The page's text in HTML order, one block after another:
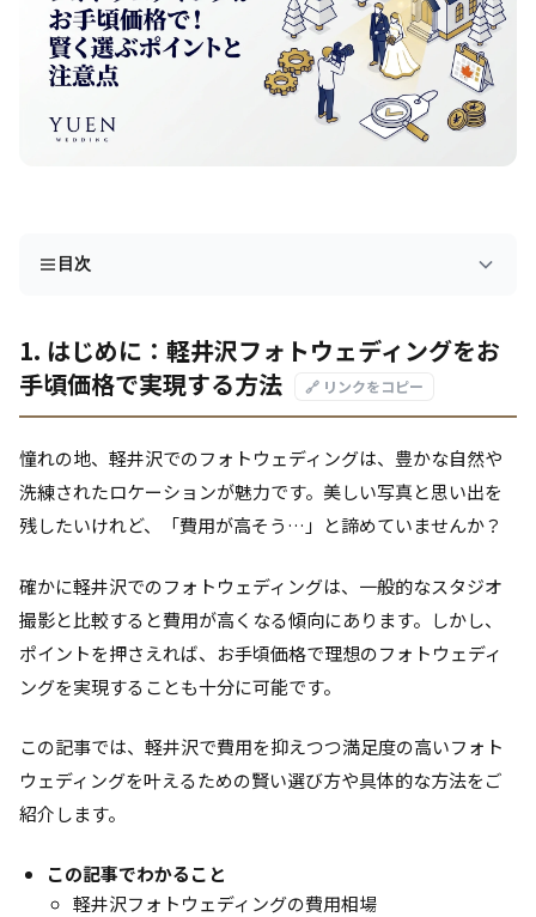
目次
1. はじめに：軽井沢フォトウェディングをお
手頃価格で実現する方法
🔗 リンクをコピー
憧れの地、軽井沢でのフォトウェディングは、豊かな自然や
洗練されたロケーションが魅力です。美しい写真と思い出を
残したいけれど、「費用が高そう…」と諦めていませんか？
確かに軽井沢でのフォトウェディングは、一般的なスタジオ
撮影と比較すると費用が高くなる傾向にあります。しかし、
ポイントを押さえれば、お手頃価格で理想のフォトウェディ
ングを実現することも十分に可能です。
この記事では、軽井沢で費用を抑えつつ満足度の高いフォト
ウェディングを叶えるための賢い選び方や具体的な方法をご
紹介します。
この記事でわかること
軽井沢フォトウェディングの費用相場